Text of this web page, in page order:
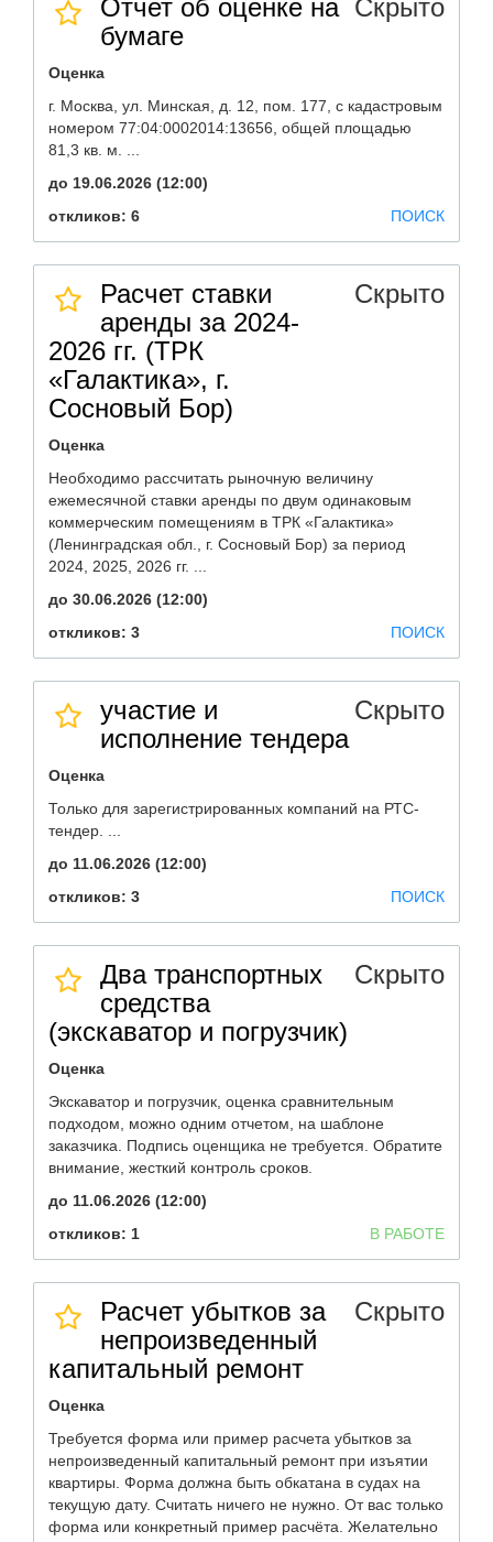
Отчет об оценке на
бумаге
Скрыто
Оценка
г. Москва, ул. Минская, д. 12, пом. 177, с кадастровым
номером 77:04:0002014:13656, общей площадью
81,3 кв. м. ...
до 19.06.2026 (12:00)
откликов: 6
ПОИСК
Расчет ставки
аренды за 2024-
2026 гг. (ТРК
«Галактика», г.
Сосновый Бор)
Скрыто
Оценка
Необходимо рассчитать рыночную величину
ежемесячной ставки аренды по двум одинаковым
коммерческим помещениям в ТРК «Галактика»
(Ленинградская обл., г. Сосновый Бор) за период
2024, 2025, 2026 гг. ...
до 30.06.2026 (12:00)
откликов: 3
ПОИСК
участие и
исполнение тендера
Скрыто
Оценка
Только для зарегистрированных компаний на РТС-
тендер. ...
до 11.06.2026 (12:00)
откликов: 3
ПОИСК
Два транспортных
средства
(экскаватор и погрузчик)
Скрыто
Оценка
Экскаватор и погрузчик, оценка сравнительным
подходом, можно одним отчетом, на шаблоне
заказчика. Подпись оценщика не требуется. Обратите
внимание, жесткий контроль сроков.
до 11.06.2026 (12:00)
откликов: 1
В РАБОТЕ
Расчет убытков за
непроизведенный
капитальный ремонт
Скрыто
Оценка
Требуется форма или пример расчета убытков за
непроизведенный капитальный ремонт при изъятии
квартиры. Форма должна быть обкатана в судах на
текущую дату. Считать ничего не нужно. От вас только
форма или конкретный пример расчёта. Желательно